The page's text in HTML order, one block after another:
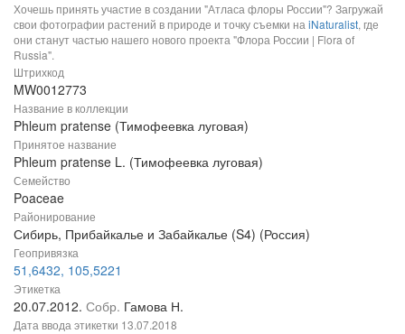
Хочешь принять участие в создании "Атласа флоры России"? Загружай
свои фотографии растений в природе и точку съемки на iNaturalist, где
они станут частью нашего нового проекта "Флора России | Flora of
Russia".
Штрихкод
MW0012773
Название в коллекции
Phleum pratense (Тимофеевка луговая)
Принятое название
Phleum pratense L. (Тимофеевка луговая)
Семейство
Poaceae
Районирование
Сибирь, Прибайкалье и Забайкалье (S4) (Россия)
Геопривязка
51,6432, 105,5221
Этикетка
20.07.2012. Собр. Гамова Н.
Дата ввода этикетки 13.07.2018